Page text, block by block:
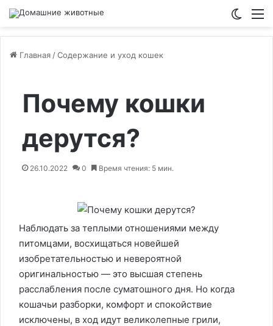
Главная /Содержание и уход кошек
Почему кошки
дерутся?
26.10.2022 0 Время чтения: 5 мин.
Наблюдать за теплыми отношениями между
питомцами, восхищаться новейшей
изобретательностью и невероятной
оригинальностью — это высшая степень
расслабления после суматошного дня. Но когда
кошачьи разборки, комфорт и спокойствие
исключены, в ход идут великолепные грили,